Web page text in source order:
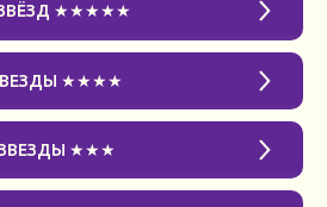
★★★★★
★★★★
ЗВЕЗДЫ ★★★